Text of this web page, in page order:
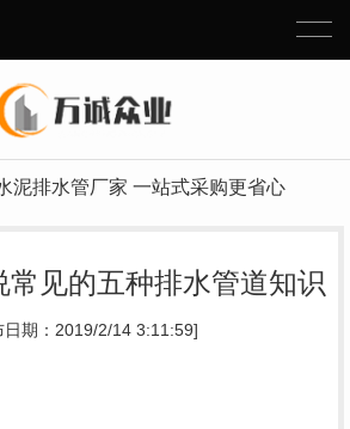
泥排水管厂家 一站式采购更省心
常见的五种排水管道知识
日期：2019/2/14 3:11:59]